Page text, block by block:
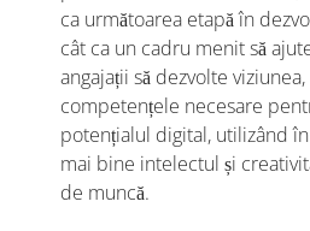
ca următoarea etapă în
cât ca un cadru menit să
angajații să dezvolte
competențele necesare
potențialul digital, utilizând
mai bine intelectul și
de muncă.